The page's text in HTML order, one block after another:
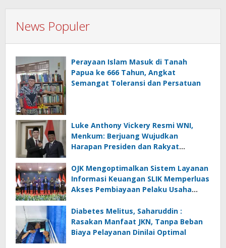
News Populer
Perayaan Islam Masuk di Tanah
Papua ke 666 Tahun, Angkat
Semangat Toleransi dan Persatuan
Luke Anthony Vickery Resmi WNI,
Menkum: Berjuang Wujudkan
Harapan Presiden dan Rakyat
OJK Mengoptimalkan Sistem Layanan
Informasi Keuangan SLIK Memperluas
Akses Pembiayaan Pelaku Usaha
Diabetes Melitus, Saharuddin :
Rasakan Manfaat JKN, Tanpa Beban
Biaya Pelayanan Dinilai Optimal